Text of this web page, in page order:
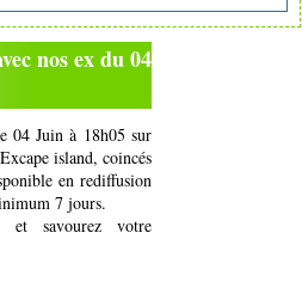
nos ex du 04
04 Juin à 18h05 sur
island, coincés
en rediffusion
7 jours.
et savourez votre